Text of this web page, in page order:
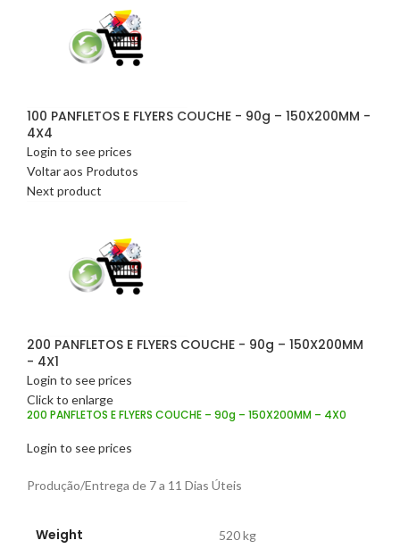
100 PANFLETOS E FLYERS COUCHE - 90g – 150X200MM -
4X4
Login to see prices
Voltar aos Produtos
Next product
200 PANFLETOS E FLYERS COUCHE - 90g – 150X200MM
- 4X1
Login to see prices
Click to enlarge
200 PANFLETOS E FLYERS COUCHE – 90g – 150X200MM – 4X0
Login to see prices
Produção/Entrega de 7 a 11 Dias Úteis
Weight 520 kg